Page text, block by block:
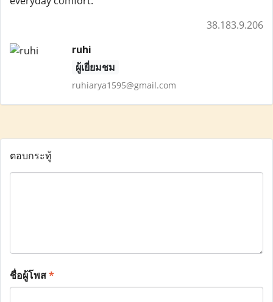
38.183.9.206
ruhi
ผู้เยี่ยมชม
ruhiarya1595@gmail.com
ตอบกระทู้
ชื่อผู้โพส*